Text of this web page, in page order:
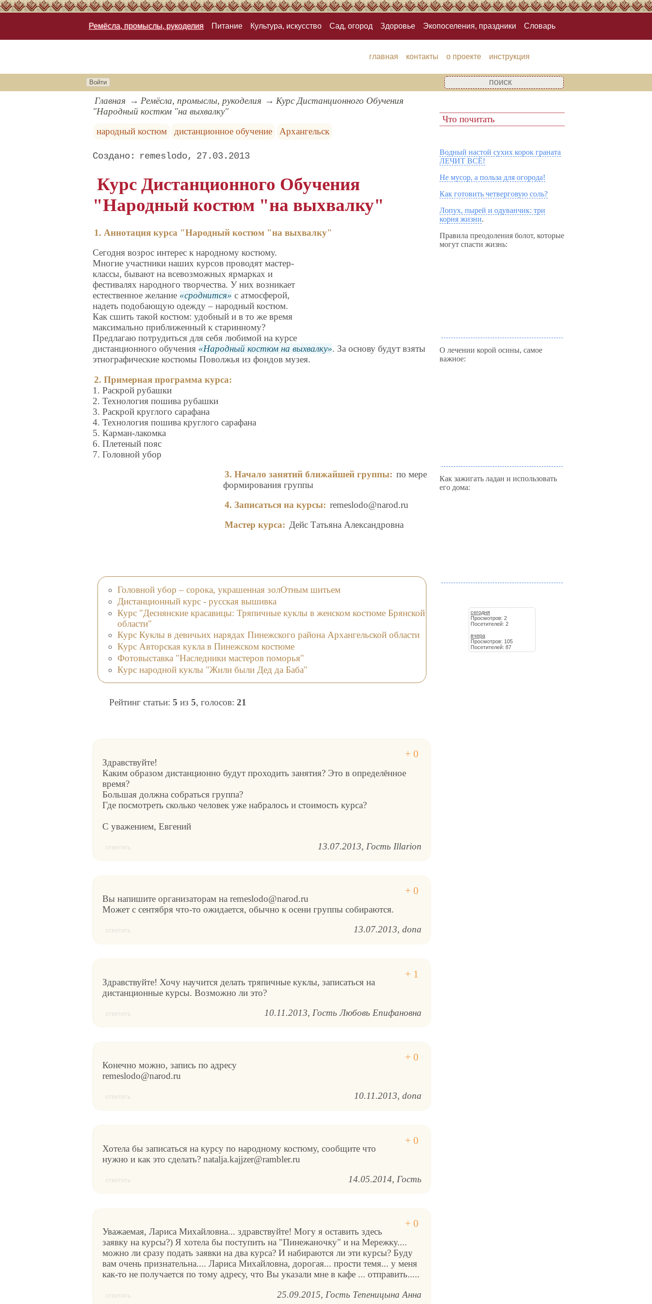
Ремёсла, промыслы, рукоделия Питание Культура, искусство Сад, огород Здоровье Экопоселения, праздники Словарь
главная контакты о проекте инструкция
Войти
Главная Ремёсла, промыслы, рукоделия
Курс Дистанционного Обучения
"Народный костюм "на выхвалку"
народный костюм
дистанционное обучение Архангельск
remeslodo 27.03.2013
Курс Дистанционного Обучения
"Народный костюм "на выхвалку"
1. Аннотация курса "Народный костюм "на выхвалку"
Сегодня возрос интерес к народному костюму.
Многие участники наших курсов проводят мастер-
классы, бывают на всевозможных ярмарках и
фестивалях народного творчества. У них возникает
естественное желание
сроднится
с атмосферой,
надеть подобающую одежду – народный костюм.
Как сшить такой костюм: удобный и в то же время
максимально приближенный к старинному?
Предлагаю потрудиться для себя любимой на курсе
дистанционного обучения
Народный костюм на выхвалку . За основу будут взяты
этнографические костюмы Поволжья из фондов музея.
2. Примерная программа курса:
1. Раскрой рубашки
2. Технология пошива рубашки
3. Раскрой круглого сарафана
4. Технология пошива круглого сарафана
5. Карман-лакомка
6. Плетеный пояс
7. Головной убор
3. Начало занятий ближайшей группы: по мере
формирования группы
4. Записаться на курсы: remeslodo@narod.ru
Мастер курса: Дейс Татьяна Александровна
Головной убор – сорока, украшенная золОтным шитьем
Дистанционный курс - русская вышивка
Курс "Деснянские красавицы: Тряпичные куклы в женском костюме Брянской
области"
Курс Куклы в девичьих нарядах Пинежского района Архангельской области
Курс Авторская кукла в Пинежском костюме
Фотовыставка "Наследники мастеров поморья"
Курс народной куклы "Жили были Дед да Баба"
Рейтинг статьи: 5 из 5, голосов: 21
Здравствуйте!
Каким образом дистанционно будут проходить занятия? Это в определённое
время?
Большая должна собраться группа?
Где посмотреть сколько человек уже набралось и стоимость курса?
С уважением, Евгений
ответить 13.07.2013 Гость Illarion
Вы напишите организаторам на remeslodo@narod.ru
Может с сентября что-то ожидается, обычно к осени группы собираются.
ответить 13.07.2013 dona
Здравствуйте! Хочу научится делать тряпичные куклы, записаться на
дистанционные курсы. Возможно ли это?
ответить 10.11.2013 Гость Любовь Епифановна
Конечно можно, запись по адресу
remeslodo@narod.ru
ответить 10.11.2013 dona
Хотела бы записаться на курсу по народному костюму, сообщите что
нужно и как это сделать? natalja.kajjzer@rambler.ru
ответить 14.05.2014 Гость
Уважаемая, Лариса Михайловна... здравствуйте! Могу я оставить здесь
заявку на курсы?) Я хотела бы поступить на "Пинежаночку" и на Мережку....
можно ли сразу подать заявки на два курса? И набираются ли эти курсы? Буду
вам очень признательна.... Лариса Михайловна, дорогая... прости темя... у меня
как-то не получается по тому адресу, что Вы указали мне в кафе ... отправить.....
ответить 25.09.2015 Гость Тепеницына Анна
Что почитать
Водный настой сухих корок граната
ЛЕЧИТ ВСЁ!
Не мусор, а польза для огорода!
Как готовить четверговую соль?
Лопух, пырей и одуванчик: три
корня жизни.
Правила преодоления болот, которые
могут спасти жизнь:
О лечении корой осины, самое
важное:
Как зажигать ладан и использовать
его дома:
сегодня
Просмотров: 2
Посетителей: 2
вчера
Просмотров: 105
Посетителей: 87